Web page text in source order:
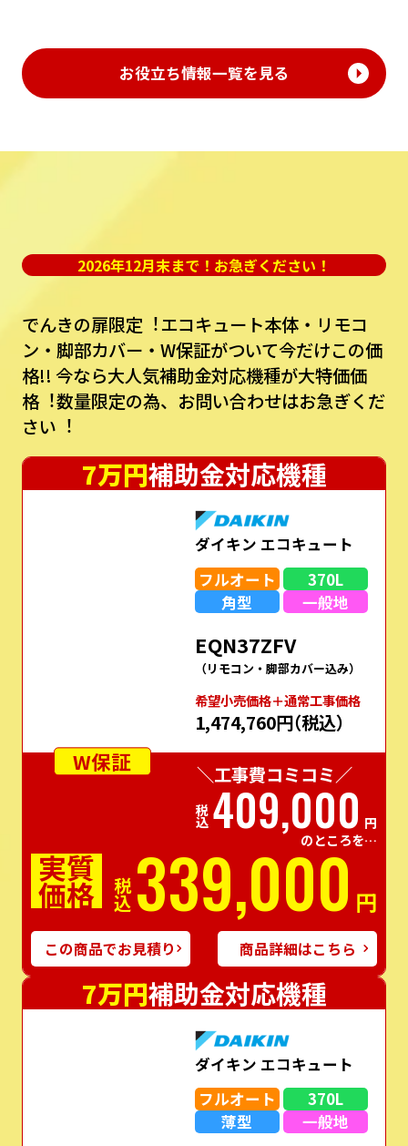
お役立ち情報一覧を見る
2026年12月末まで！お急ぎください！
でんきの扉限定︕エコキュート本体・リモコ
ン・脚部カバー・W保証がついて今だけこの価
格!!今なら⼤⼈気補助⾦対応機種が⼤特価価
格︕数量限定の為、お問い合わせはお急ぎくだ
補助金対応機種
フルオート
370L
EQN37ZFV
（リモコン・脚部カバー込み）
希望⼩売価格＋通常⼯事価格
1,474,760円（税込）
＼工事費コミコミ／
税込409,000円
実質
価格 税込339,000
商品詳細はこちら
補助金対応機種